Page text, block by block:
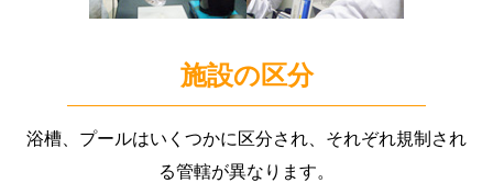
施設の区分
浴槽、プールはいくつかに区分され、それぞれ規制され
る管轄が異なります。